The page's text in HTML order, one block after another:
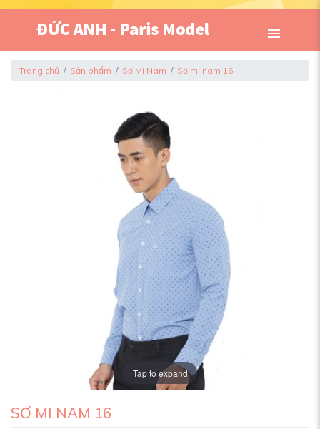
Trang chủ Sản phẩm Sơ Mi Nam Sơ mi nam 16
Tap to expand
SƠ MI NAM 16